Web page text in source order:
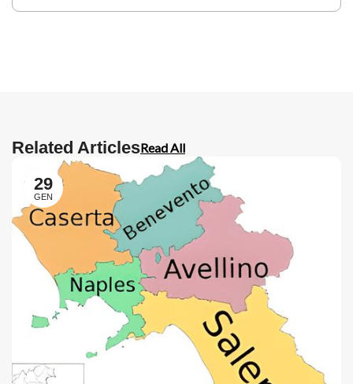
Related ArticlesRead All
29
GEN